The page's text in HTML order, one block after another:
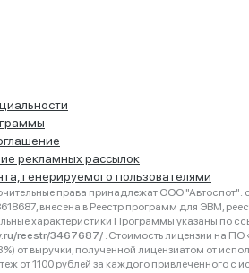
рекламных рассылок
генерируемого пользователями
права принадлежат ООО "Автоспот":
внесена в Реестр программ для ЭВМ,
характеристики Программы указаны по
reestr/3467687/ . Стоимость лицензии на
от выручки, полученной лицензиатом от
от 1100 рублей за каждого привлеченного с